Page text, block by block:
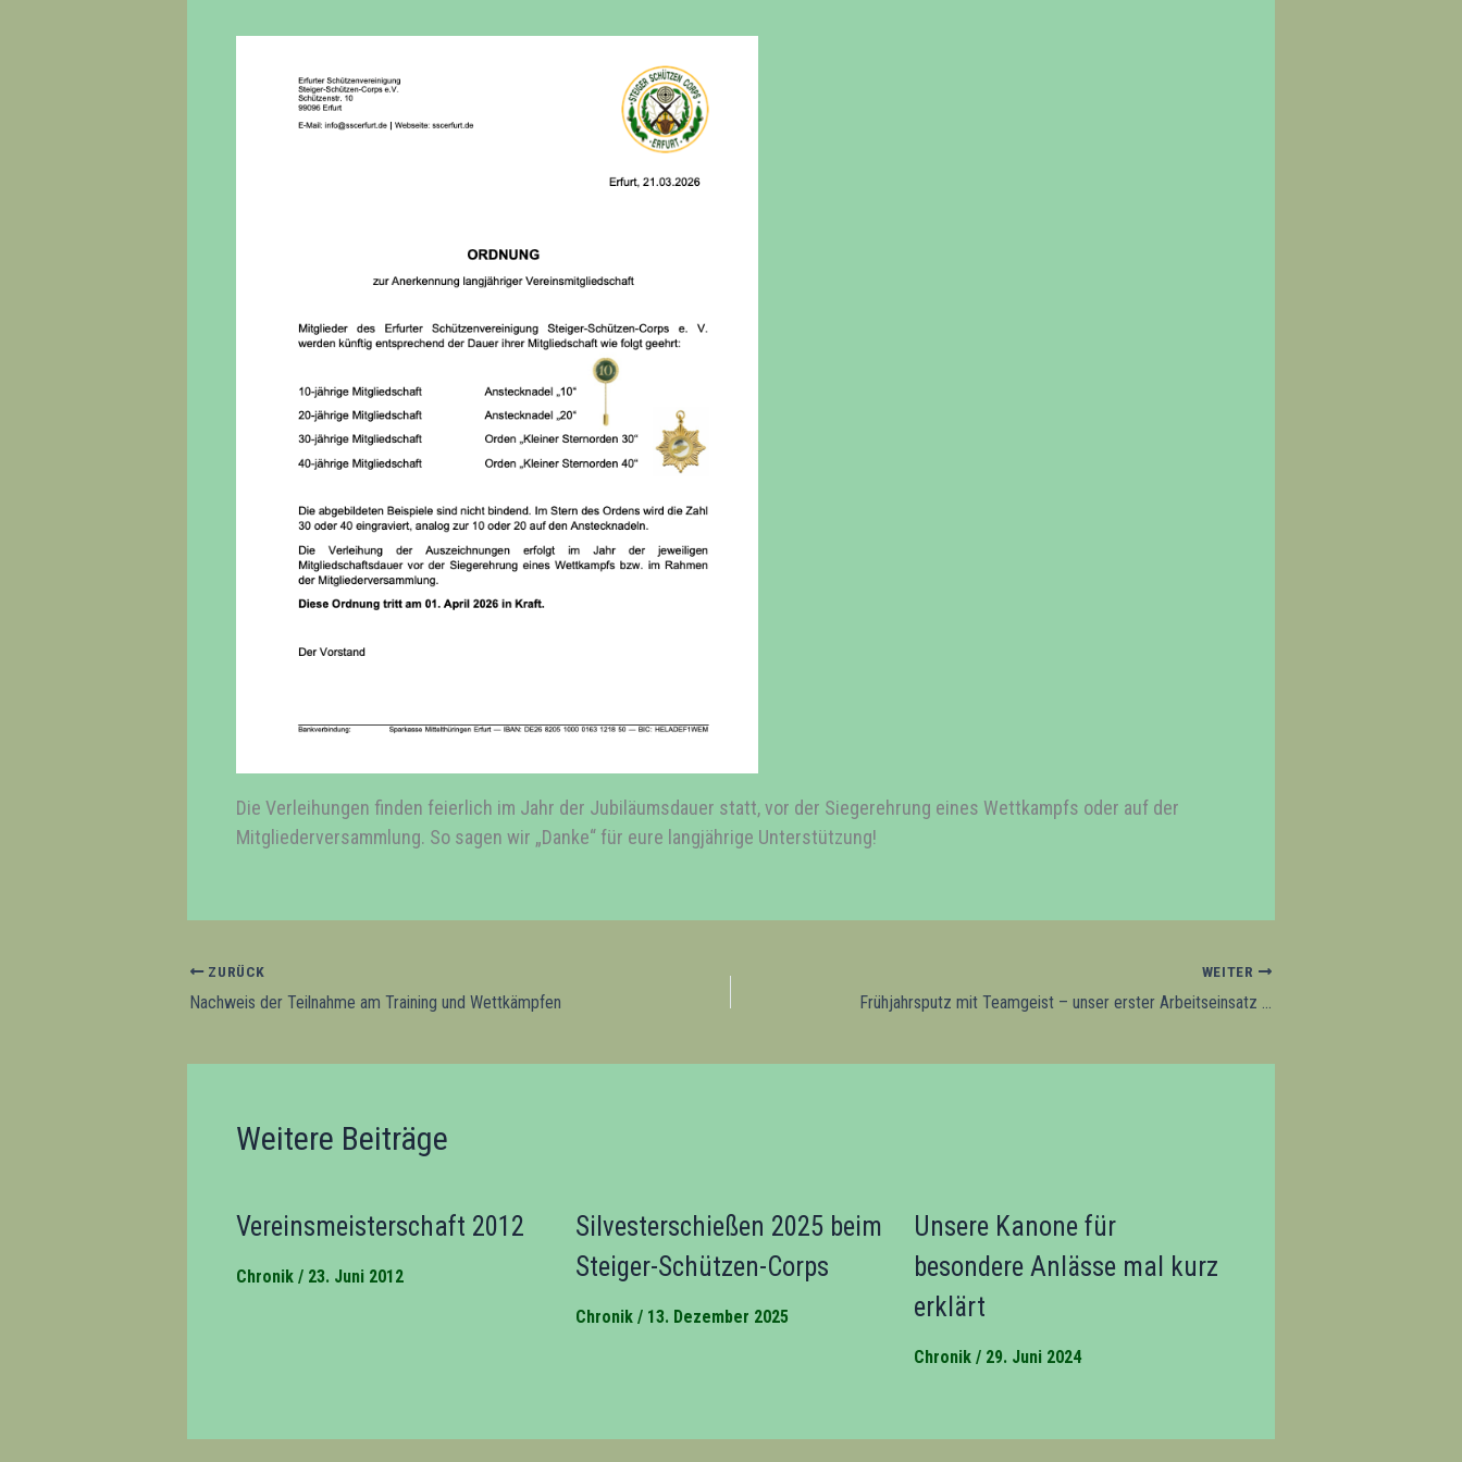
Die Verleihungen finden feierlich im Jahr der Jubiläumsdauer statt, vor der Siegerehrung eines Wettkampfs oder auf der
Mitgliederversammlung. So sagen wir „Danke“ für eure langjährige Unterstützung!
ZURÜCK
Nachweis der Teilnahme am Training und Wettkämpfen
WEITER
Frühjahrsputz mit Teamgeist – unser erster Arbeitseinsatz 2026
Weitere Beiträge
Vereinsmeisterschaft 2012
Chronik / 23. Juni 2012
Silvesterschießen 2025 beim
Steiger-Schützen-Corps
Chronik/ 13. Dezember 2025
Unsere Kanone für
besondere Anlässe mal kurz
erklärt
Chronik / 29. Juni 2024